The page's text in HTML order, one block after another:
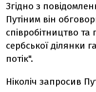
Згідно з
Путіним він
співробітництво та
сербської ділянки
потік".
Ніколіч запросив